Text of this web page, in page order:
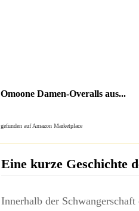
Omoone Damen-Overalls aus...
gefunden auf Amazon Marketplace
Eine kurze Geschichte
Innerhalb der